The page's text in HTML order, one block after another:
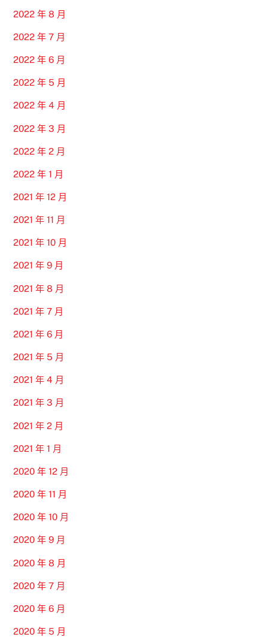
2022 年 8 月
2022 年 7 月
2022 年 6 月
2022 年 5 月
2022 年 4 月
2022 年 3 月
2022 年 2 月
2022 年 1 月
2021 年 12 月
2021 年 11 月
2021 年 10 月
2021 年 9 月
2021 年 8 月
2021 年 7 月
2021 年 6 月
2021 年 5 月
2021 年 4 月
2021 年 3 月
2021 年 2 月
2021 年 1 月
2020 年 12 月
2020 年 11 月
2020 年 10 月
2020 年 9 月
2020 年 8 月
2020 年 7 月
2020 年 6 月
2020 年 5 月